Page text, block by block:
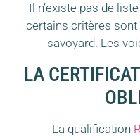
Il n’existe pas de
certains critères
savoyard. Les
LA
La qualification